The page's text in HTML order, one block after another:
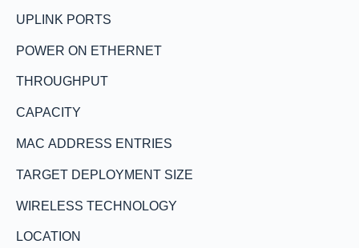
UPLINK PORTS
POWER ON ETHERNET
THROUGHPUT
CAPACITY
MAC ADDRESS ENTRIES
TARGET DEPLOYMENT SIZE
WIRELESS TECHNOLOGY
LOCATION